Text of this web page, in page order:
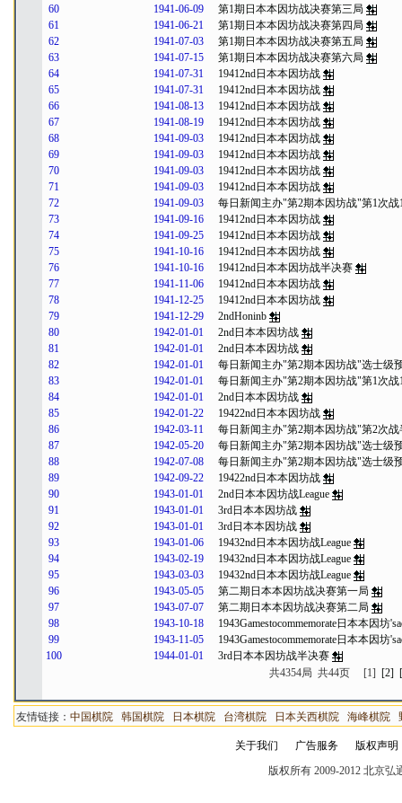
60
1941-06-09
第1期日本本因坊战决赛第三局
61
1941-06-21
第1期日本本因坊战决赛第四局
62
1941-07-03
第1期日本本因坊战决赛第五局
63
1941-07-15
第1期日本本因坊战决赛第六局
64
1941-07-31
19412nd日本本因坊战
65
1941-07-31
19412nd日本本因坊战
66
1941-08-13
19412nd日本本因坊战
67
1941-08-19
19412nd日本本因坊战
68
1941-09-03
19412nd日本本因坊战
69
1941-09-03
19412nd日本本因坊战
70
1941-09-03
19412nd日本本因坊战
71
1941-09-03
19412nd日本本因坊战
72
1941-09-03
每日新闻主办"第2期本因坊战"第1次战
73
1941-09-16
19412nd日本本因坊战
74
1941-09-25
19412nd日本本因坊战
75
1941-10-16
19412nd日本本因坊战
76
1941-10-16
19412nd日本本因坊战半决赛
77
1941-11-06
19412nd日本本因坊战
78
1941-12-25
19412nd日本本因坊战
79
1941-12-29
2ndHoninb
80
1942-01-01
2nd日本本因坊战
81
1942-01-01
2nd日本本因坊战
82
1942-01-01
每日新闻主办"第2期本因坊战"选士级
83
1942-01-01
每日新闻主办"第2期本因坊战"第1次战
84
1942-01-01
2nd日本本因坊战
85
1942-01-22
19422nd日本本因坊战
86
1942-03-11
每日新闻主办"第2期本因坊战"第2次战
87
1942-05-20
每日新闻主办"第2期本因坊战"选士级
88
1942-07-08
每日新闻主办"第2期本因坊战"选士级
89
1942-09-22
19422nd日本本因坊战
90
1943-01-01
2nd日本本因坊战League
91
1943-01-01
3rd日本本因坊战
92
1943-01-01
3rd日本本因坊战
93
1943-01-06
19432nd日本本因坊战League
94
1943-02-19
19432nd日本本因坊战League
95
1943-03-03
19432nd日本本因坊战League
96
1943-05-05
第二期日本本因坊战决赛第一局
97
1943-07-07
第二期日本本因坊战决赛第二局
98
1943-10-18
1943Gamestocommemorate日本本因坊
99
1943-11-05
1943Gamestocommemorate日本本因坊
100
1944-01-01
3rd日本本因坊战半决赛
共4354局 共44页 [1] [2]
友情链接： 中国棋院 韩国棋院 日本棋院 台湾棋院 日本关西棋院 海峰棋院
关于我们 广告服务
版权声明
版权所有 2009-2012 北京